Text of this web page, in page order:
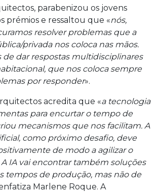
parabenizou os jovens
prémios e ressaltou que «nós,
resolver problemas que a
privada nos coloca nas mãos.
de dar respostas multidisciplinares
que nos coloca sempre
por responder».
acredita que «a tecnologia
para encurtar o tempo de
mecanismos que nos facilitam. A
como próximo desafio, deve
de modo a agilizar o
IA vai encontrar também soluções
tempos de produção, mas não de
Marlene Roque. A